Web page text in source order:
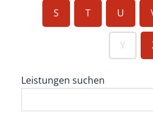
S T U
Y
Leistungen suchen